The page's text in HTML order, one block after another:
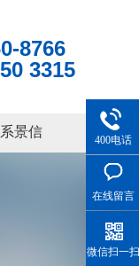
8766
3315
景信
400电话
在线留言
微信扫一扫